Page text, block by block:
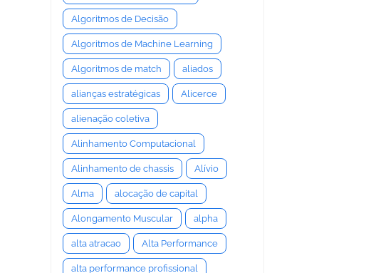
Algoritmos de Decisão
Algoritmos de Machine Learning
Algoritmos de match aliados
alianças estratégicas Alicerce
alienação coletiva
Alinhamento Computacional
Alinhamento de chassis Alívio
Alma alocação de capital
Alongamento Muscular alpha
alta atracao Alta Performance
alta performance profissional